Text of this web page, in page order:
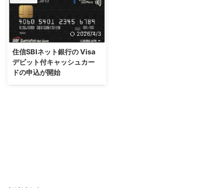
2026/4/3
住信SBIネット銀行の Visa
デビット付キャッシュカー
ドの申込が開始